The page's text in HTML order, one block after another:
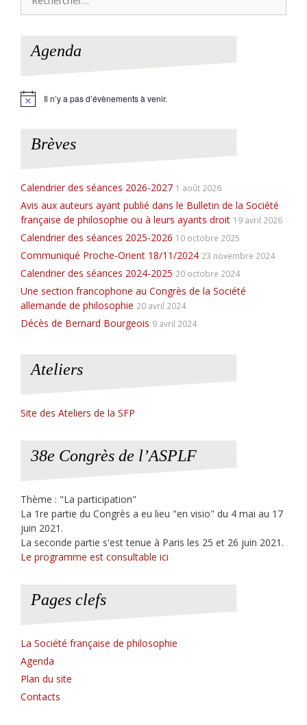
Agenda
N
Il n’y a pas d’évènements à venir.
Brèves
Calendrier des séances 2026-2027 1 août 2026
Avis aux auteurs ayant publié dans le Bulletin de la Société
française de philosophie ou à leurs ayants droit 19 avril 2026
Calendrier des séances 2025-2026 10 octobre 2025
Communiqué Proche-Orient 18/11/2024 23 novembre 2024
Calendrier des séances 2024-2025 20 octobre 2024
Une section francophone au Congrès de la Société
allemande de philosophie 20 avril 2024
Décès de Bernard Bourgeois 9 avril 2024
Ateliers
Site des Ateliers de la SFP
38e Congrès de l’ASPLF
Thème : "La participation"
La 1re partie du Congrès a eu lieu "en visio" du 4 mai au 17
juin 2021.
La seconde partie s'est tenue à Paris les 25 et 26 juin 2021.
Le programme est consultable ici
Pages clefs
La Société française de philosophie
Agenda
Plan du site
Contacts